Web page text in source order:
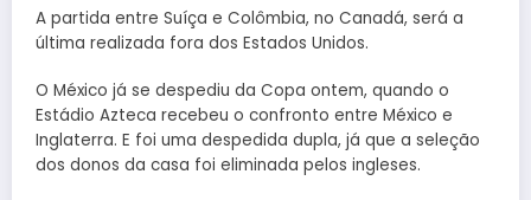
A partida entre Suíça e Colômbia, no Canadá, será a
última realizada fora dos Estados Unidos.
O México já se despediu da Copa ontem, quando o
Estádio Azteca recebeu o confronto entre México e
Inglaterra. E foi uma despedida dupla, já que a seleção
dos donos da casa foi eliminada pelos ingleses.